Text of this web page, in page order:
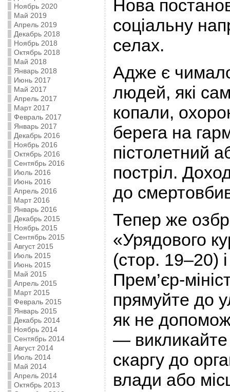
Ноябрь 2020
Май 2019
Апрель 2019
Декабрь 2018
Ноябрь 2018
Октябрь 2018
Май 2018
Январь 2018
Июнь 2017
Май 2017
Апрель 2017
Март 2017
Февраль 2017
Январь 2017
Декабрь 2016
Ноябрь 2016
Октябрь 2016
Сентябрь 2016
Июль 2016
Июнь 2016
Апрель 2016
Март 2016
Январь 2016
Декабрь 2015
Ноябрь 2015
Сентябрь 2015
Август 2015
Июль 2015
Июнь 2015
Май 2015
Апрель 2015
Март 2015
Февраль 2015
Январь 2015
Декабрь 2014
Ноябрь 2014
Сентябрь 2014
Август 2014
Июль 2014
Май 2014
Апрель 2014
Октябрь 2013
Нова
соціальну
селах.
Адже є
людей, які
копали,
берега на
пістолетний
постріл.
до
Тепер же
«Урядового
(стор. 19–20)
Прем’єр-
прямуйте до
як не
— викликайте
скаргу до
влади або